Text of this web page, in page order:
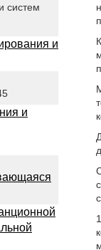
систем
и
и